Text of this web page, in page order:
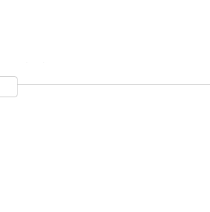
ervan. Van der Loo is enthousiast
voor iedereen die zich wil oriënteren